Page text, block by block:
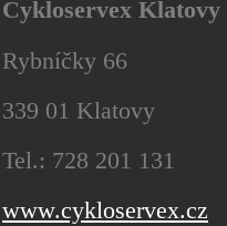
Cykloservex Klatovy
Rybníčky 66
339 01 Klatovy
Tel.: 728 201 131
www.cykloservex.cz